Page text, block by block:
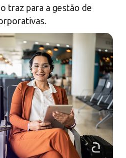
traz para a gestão de